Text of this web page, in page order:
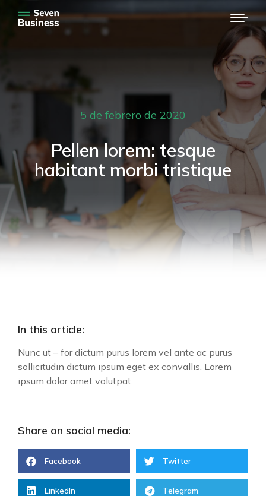
5 de febrero de 2020
Pellen lorem: tesque
habitant morbi tristique
In this article:
Nunc ut – for dictum purus lorem vel ante ac purus
sollicitudin dictum ipsum eget ex convallis. Lorem
ipsum dolor amet volutpat.
Share on social media:
Facebook Twitter
LinkedIn Telegram